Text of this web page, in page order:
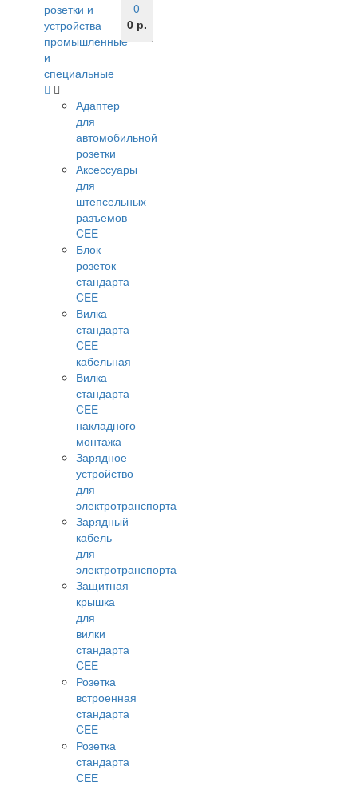
розетки и
устройства
промышленные
и
специальные
Адаптер
для
автомобильной
розетки
Аксессуары
для
штепсельных
разъемов
CEE
Блок
розеток
стандарта
CEE
Вилка
стандарта
CEE
кабельная
Вилка
стандарта
CEE
накладного
монтажа
Зарядное
устройство
для
электротранспорта
Зарядный
кабель
для
электротранспорта
Защитная
крышка
для
вилки
стандарта
CEE
Розетка
встроенная
стандарта
CEE
Розетка
стандарта
СЕЕ
0
0 р.